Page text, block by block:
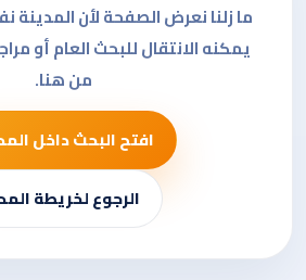
ما زلنا نعرض الصفحة لأن المدينة
يمكنه الانتقال للبحث العام أو
من هنا.
افتح البحث داخل
الرجوع لخريطة